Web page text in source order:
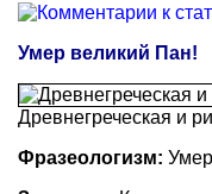
Умер великий Пан!
Древнегреческая и
Фразеологизм: